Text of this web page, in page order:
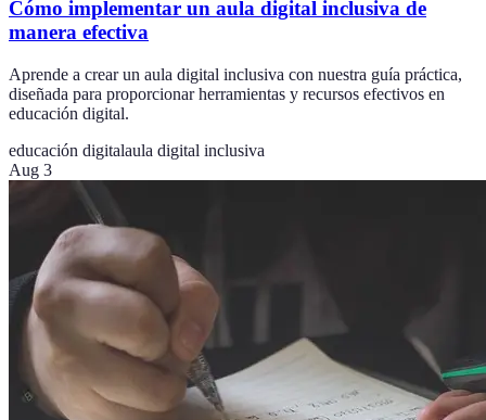
Cómo implementar un aula digital inclusiva de
manera efectiva
Aprende a crear un aula digital inclusiva con nuestra guía práctica,
diseñada para proporcionar herramientas y recursos efectivos en
educación digital.
educación digitalaula digital inclusiva
Aug 3